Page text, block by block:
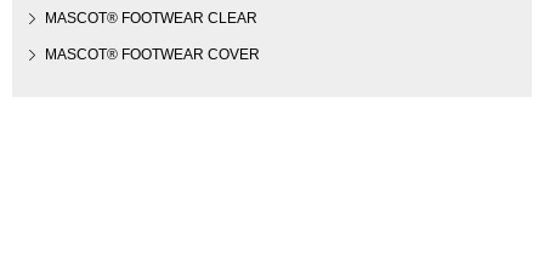
MASCOT® FOOTWEAR CLEAR
MASCOT® FOOTWEAR COVER